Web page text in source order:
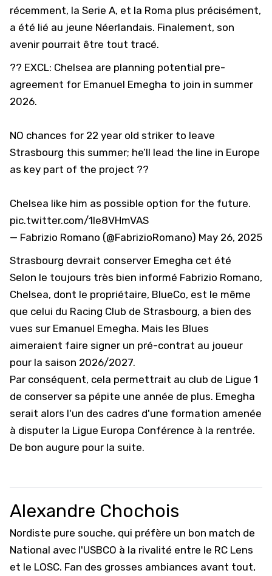
récemment, la Serie A, et la Roma plus précisément,
a été lié au jeune Néerlandais. Finalement, son
avenir pourrait être tout tracé.
?? EXCL: Chelsea are planning potential pre-
agreement for Emanuel Emegha to join in summer
2026.
NO chances for 22 year old striker to leave
Strasbourg this summer; he’ll lead the line in Europe
as key part of the project ??
Chelsea like him as possible option for the future.
pic.twitter.com/1Ie8VHmVAS
— Fabrizio Romano (@FabrizioRomano) May 26, 2025
Strasbourg devrait conserver Emegha cet été
Selon le toujours très bien informé Fabrizio Romano,
Chelsea, dont le propriétaire, BlueCo, est le même
que celui du Racing Club de Strasbourg, a bien des
vues sur Emanuel Emegha. Mais les Blues
aimeraient faire signer un pré-contrat au joueur
pour la saison 2026/2027.
Par conséquent, cela permettrait au club de Ligue 1
de conserver sa pépite une année de plus. Emegha
serait alors l'un des cadres d'une formation amenée
à disputer la Ligue Europa Conférence à la rentrée.
De bon augure pour la suite.
Alexandre Chochois
Nordiste pure souche, qui préfère un bon match de
National avec l'USBCO à la rivalité entre le RC Lens
et le LOSC. Fan des grosses ambiances avant tout,